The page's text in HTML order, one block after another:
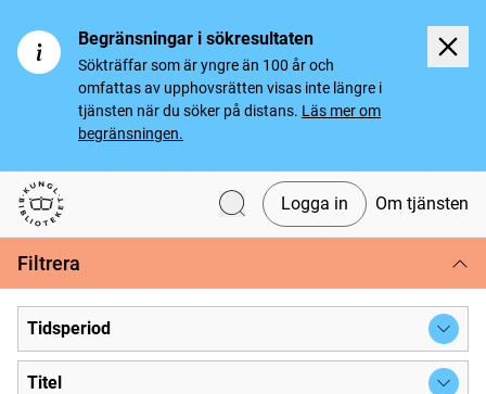
Begränsningar i sökresultaten
Sökträffar som är yngre än 100 år och
omfattas av upphovsrätten visas inte längre i
tjänsten när du söker på distans. Läs mer om
begränsningen.
Svenska tidningar
Logga in Om tjänsten
Filtrera
Tidsperiod
Titel